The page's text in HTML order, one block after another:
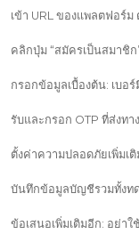
เข้า URL ของแพลตฟอร์
คลิกปุ่ม “สมัครเป็นสมาชิก
กรอกข้อมูลเบื้องต้น: เบอ
รับและกรอก OTP ที่ส่งทา
ตั้งค่าความปลอดภัยเพิ่มเ
บันทึกข้อมูลบัญชีรวมทั้งท
ข้อเสนอเพิ่มเติมอีก: อย่า